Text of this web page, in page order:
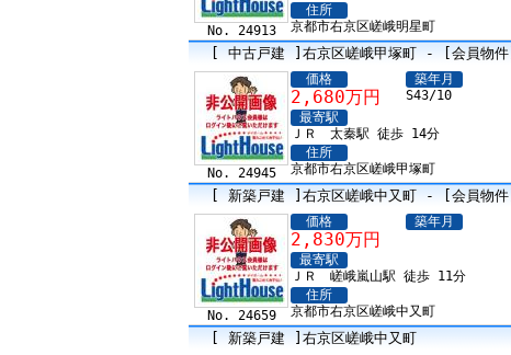
No. 24913
住所
京都市右京区嵯峨明星町
[ 中古戸建 ]右京区嵯峨甲塚町 - [会員物件]
No. 24945
価格
2,680万円
築年月
S43/10
最寄駅
ＪＲ 太秦駅 徒歩 14分
住所
京都市右京区嵯峨甲塚町
[ 新築戸建 ]右京区嵯峨中又町 - [会員物件]
No. 24659
価格
2,830万円
築年月
最寄駅
ＪＲ 嵯峨嵐山駅 徒歩 11分
住所
京都市右京区嵯峨中又町
[ 新築戸建 ]右京区嵯峨中又町